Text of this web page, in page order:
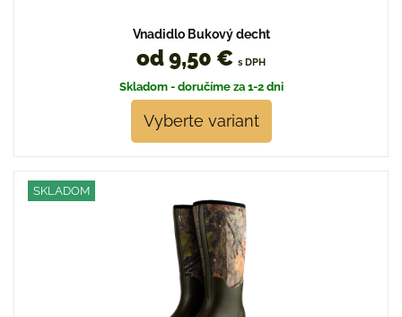
Vnadidlo Bukový decht
od 9,50 € s DPH
Skladom - doručíme za 1-2 dni
Vyberte variant
SKLADOM